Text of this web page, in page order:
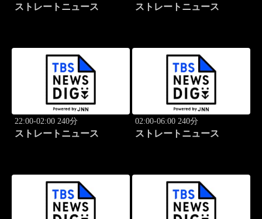
ストレートニュース ストレートニュース
22:00-02:00 240分
ストレートニュース
02:00-06:00 240分
ストレートニュース